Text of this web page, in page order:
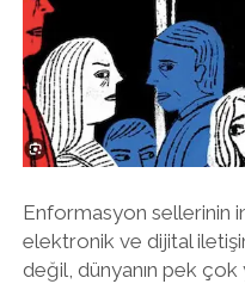
Enformasyon sellerinin
elektronik ve dijital
değil, dünyanın pek